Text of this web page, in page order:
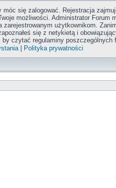
móc się zalogować. Rejestracja
możliwości. Administrator Forum
zarejestrowanym użytkownikom.
się z netykietą i
czytać regulaminy poszczególnych
| Polityka prywatności